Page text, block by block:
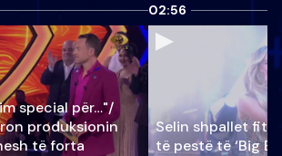
special për…"/
produksionin
të forta
02:56
Selin shpallet
të pestë të ‘Big